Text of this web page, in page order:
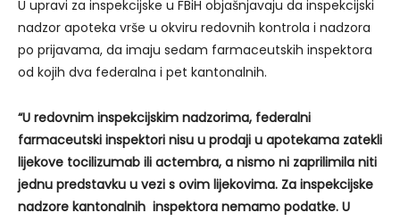
U upravi za inspekcijske u FBiH objašnjavaju da inspekcijski
nadzor apoteka vrše u okviru redovnih kontrola i nadzora
po prijavama, da imaju sedam farmaceutskih inspektora
od kojih dva federalna i pet kantonalnih.
“U redovnim inspekcijskim nadzorima, federalni
farmaceutski inspektori nisu u prodaji u apotekama zatekli
lijekove tocilizumab ili actembra, a nismo ni zaprilimila niti
jednu predstavku u vezi s ovim lijekovima. Za inspekcijske
nadzore kantonalnih inspektora nemamo podatke. U